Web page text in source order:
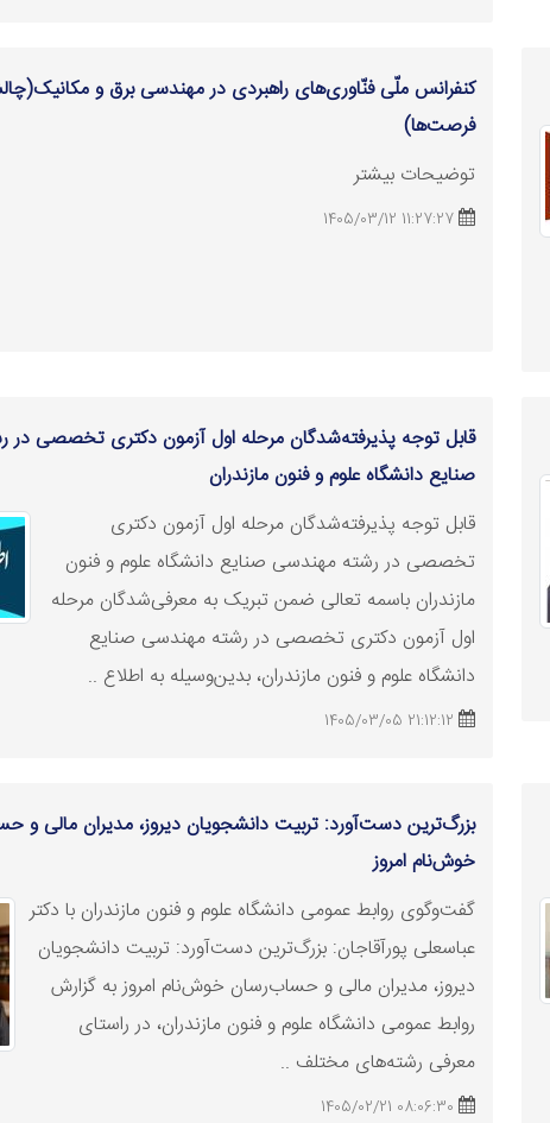
کنفرانس ملّی فنّاوری‌های راهبردی در مهندسی برق و
فرصت‌ها)
توضیحات بیشتر
11:27:27 1405/03/12
قابل توجه پذیرفته‌شدگان مرحله اول آزمون دکتری تخصصی
صنایع دانشگاه علوم و فنون مازندران
قابل توجه پذیرفته‌شدگان مرحله اول آزمون دکتری
تخصصی در رشته‌ مهندسی صنایع دانشگاه علوم و فنون
مازندران باسمه تعالی ضمن تبریک به معرفی‌شدگان مرحله
اول آزمون دکتری تخصصی در رشته‌ مهندسی صنایع
دانشگاه علوم و فنون مازندران، بدین‌وسیله به اطلاع ..
21:12:12 1405/03/05
بزرگ‌ترین دست‌آورد: تربیت دانشجویان دیروز، مدیران مالی و
خوش‌نام امروز
گفت‌وگوی روابط عمومی دانشگاه علوم و فنون مازندران با دکتر
عباسعلی پورآقاجان: بزرگ‌ترین دست‌آورد: تربیت دانشجویان
دیروز، مدیران مالی و حساب‌رسان خوش‌نام امروز به گزارش
روابط عمومی دانشگاه علوم و فنون مازندران، در راستای
معرفی رشته‌های مختلف ..
08:06:30 1405/02/21